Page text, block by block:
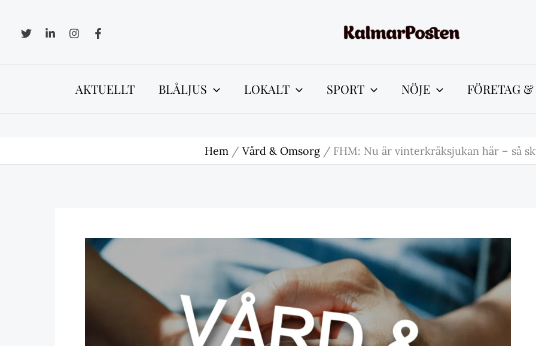
innehåll
AKTUELLT BLÅLJUS LOKALT SPORT NÖJE FÖRETAG
Hem Vård & Omsorg FHM: Nu är vinterkräksjukan här – så